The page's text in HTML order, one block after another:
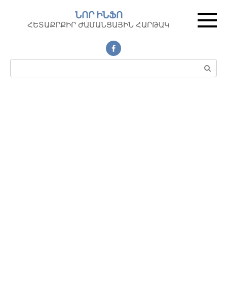
контенту
ՆՈՐ ԻՆՖՈ
ՀԵՏԱՔՐՔԻՐ ԺԱՄԱՆՑԱՅԻՆ ՀԱՐԹԱԿ
Поиск: